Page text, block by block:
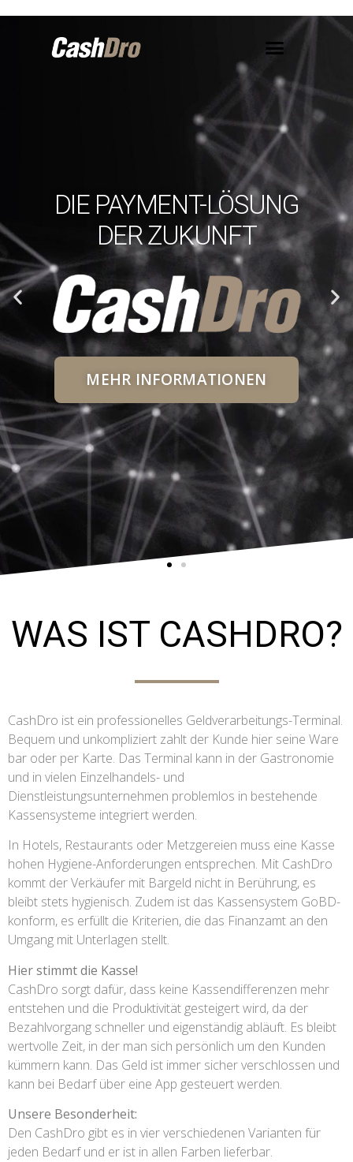
DIE PAYMENT-LÖSUNG
DER ZUKUNFT
MEHR INFORMATIONEN
WAS IST CASHDRO?
CashDro ist ein professionelles Geldverarbeitungs-Terminal.
Bequem und unkompliziert zahlt der Kunde hier seine Ware
bar oder per Karte. Das Terminal kann in der Gastronomie
und in vielen Einzelhandels- und
Dienstleistungsunternehmen problemlos in bestehende
Kassensysteme integriert werden.
In Hotels, Restaurants oder Metzgereien muss eine Kasse
hohen Hygiene-Anforderungen entsprechen. Mit CashDro
kommt der Verkäufer mit Bargeld nicht in Berührung, es
bleibt stets hygienisch. Zudem ist das Kassensystem GoBD-
konform, es erfüllt die Kriterien, die das Finanzamt an den
Umgang mit Unterlagen stellt.
Hier stimmt die Kasse!
CashDro sorgt dafür, dass keine Kassendifferenzen mehr
entstehen und die Produktivität gesteigert wird, da der
Bezahlvorgang schneller und eigenständig abläuft. Es bleibt
wertvolle Zeit, in der man sich persönlich um den Kunden
kümmern kann. Das Geld ist immer sicher verschlossen und
kann bei Bedarf über eine App gesteuert werden.
Unsere Besonderheit:
Den CashDro gibt es in vier verschiedenen Varianten für
jeden Bedarf und er ist in allen Farben lieferbar.